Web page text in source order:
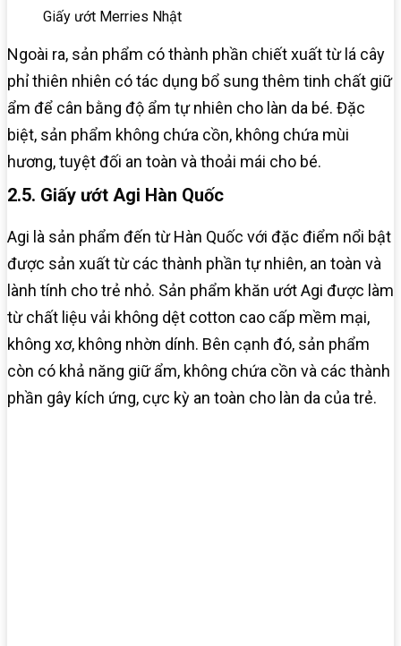
Giấy ướt Merries Nhật
Ngoài ra, sản phẩm có thành phần chiết xuất từ lá cây
phỉ thiên nhiên có tác dụng bổ sung thêm tinh chất giữ
ẩm để cân bằng độ ẩm tự nhiên cho làn da bé. Đặc
biệt, sản phẩm không chứa cồn, không chứa mùi
hương, tuyệt đối an toàn và thoải mái cho bé.
2.5. Giấy ướt Agi Hàn Quốc
Agi là sản phẩm đến từ Hàn Quốc với đặc điểm nổi bật
được sản xuất từ các thành phần tự nhiên, an toàn và
lành tính cho trẻ nhỏ. Sản phẩm khăn ướt Agi được làm
từ chất liệu vải không dệt cotton cao cấp mềm mại,
không xơ, không nhờn dính. Bên cạnh đó, sản phẩm
còn có khả năng giữ ẩm, không chứa cồn và các thành
phần gây kích ứng, cực kỳ an toàn cho làn da của trẻ.